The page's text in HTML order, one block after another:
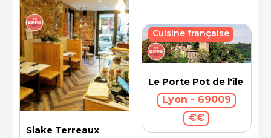
Slake Terreaux
Le Porte Pot de l'île
Lyon - 69009
€€
Cuisine française